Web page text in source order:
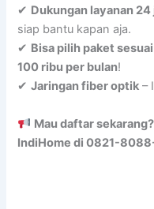
✔ Dukungan layanan 24
siap bantu kapan aja.
✔ Bisa pilih paket
100 ribu per bulan!
✔Jaringan fiber optik –
Mau daftar
IndiHome di 0821-